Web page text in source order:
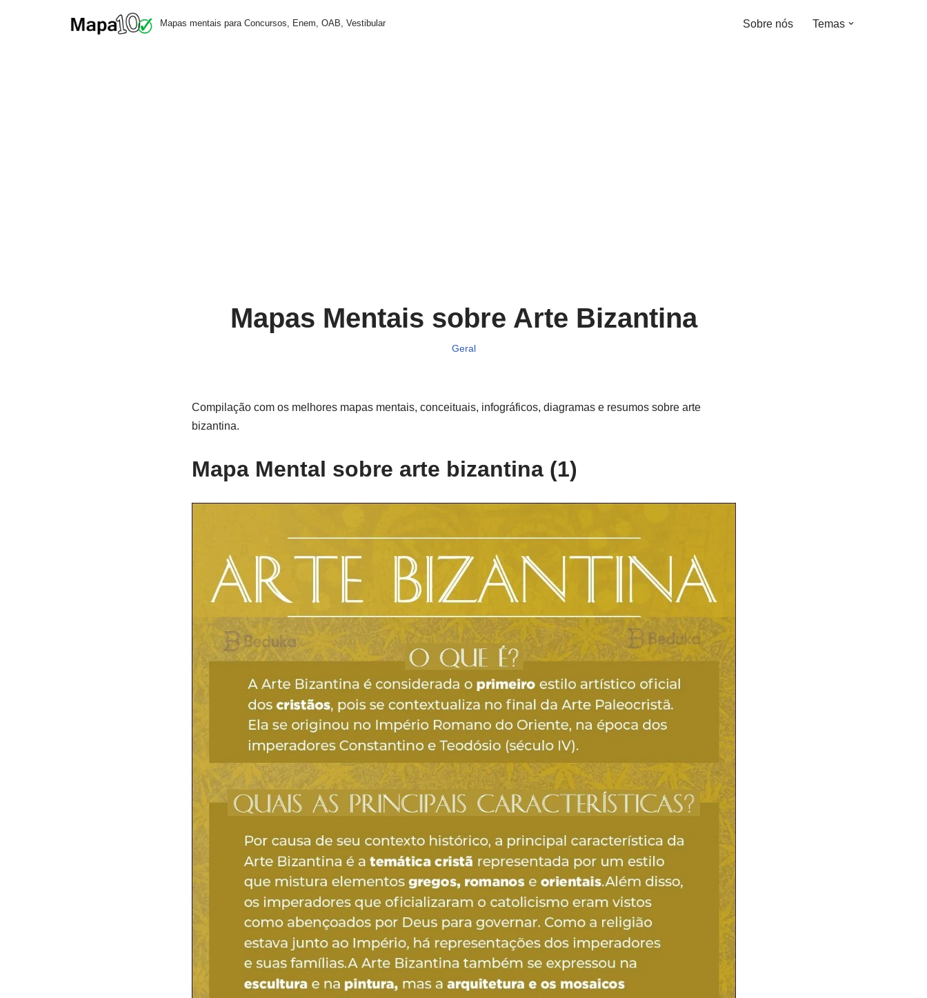
Mapas mentais para Concursos, Enem, OAB, Vestibular Sobre nós Temas
Mapas Mentais sobre Arte Bizantina
Geral
Compilação com os melhores mapas mentais, conceituais, infográficos, diagramas e resumos sobre arte
bizantina.
Mapa Mental sobre arte bizantina (1)